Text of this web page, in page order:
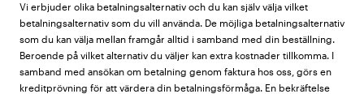
Vi erbjuder olika betalningsalternativ och du kan själv välja vilket
betalningsalternativ som du vill använda. De möjliga betalningsalternativ
som du kan välja mellan framgår alltid i samband med din beställning.
Beroende på vilket alternativ du väljer kan extra kostnader tillkomma. I
samband med ansökan om betalning genom faktura hos oss, görs en
kreditprövning för att värdera din betalningsförmåga. En bekräftelse